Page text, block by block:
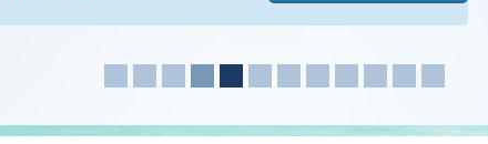
3* Acropol Of Bodrum Beach Hotel
4* Ada